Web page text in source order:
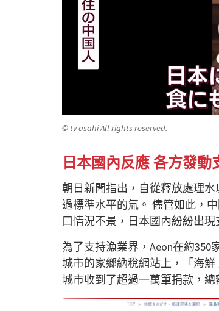
© tv asahi All rights reserved.
日本國內反應 各方發動
朝日新聞指出，自從釋放處理
過標準水平的氚。 儘管如此，
口情況不景，日本國內紛紛出
為了支持漁業界，Aeon在約
城市的家鄉納稅網站上，「海
城市收到了超過一萬筆捐款，總